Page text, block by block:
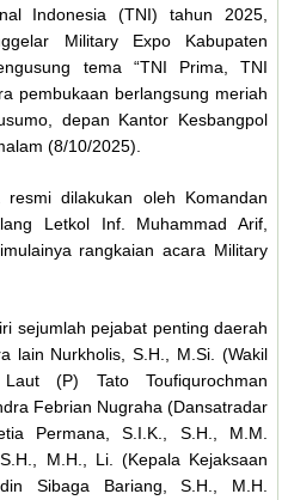
Indonesia (TNI) tahun 2025,
Military Expo Kabupaten
tema “TNI Prima, TNI
pembukaan berlangsung meriah
depan Kantor Kesbangpol
(8/10/2025).
resmi dilakukan oleh Komandan
Letkol Inf. Muhammad Arif,
rangkaian acara Military
sejumlah pejabat penting daerah
lain Nurkholis, S.H., M.Si. (Wakil
(P) Tato Toufiqurochman
Febrian Nugraha (Dansatradar
Permana, S.I.K., S.H., M.M.
M.H., Li. (Kepala Kejaksaan
Sibaga Bariang, S.H., M.H.